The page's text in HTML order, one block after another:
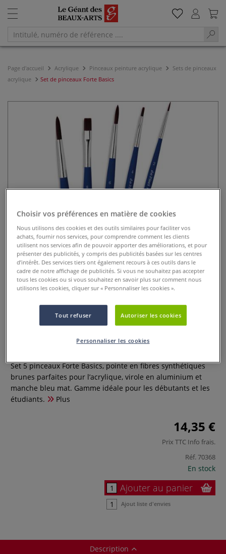
Page d'accueil Acrylique Pinceaux peinture acrylique
Sets de pinceaux
acrylique
Set de pinceaux Forte Basics
Set de pinceaux Forte Basics
0 Commentaires
Set 5 pinceaux Forte Basics, pointe en fibres synthétiques
brunes parfaites pour l’acrylique, virole en aluminium et
manche bleu mat. Gamme idéale pour les débutants et les
étudiants.
Plus
14,35 €
Prix TTC Info frais.
Réf.70368
En stock
Ajouter au panier
Ajout liste d'envies
Description
Choisir vos préférences en matière de cookies
Nous utilisons des cookies et des outils similaires pour faciliter vos
achats, fournir nos services, pour comprendre comment les clients
utilisent nos services afin de pouvoir apporter des améliorations, et pour
présenter des publicités, y compris des publicités basées sur les centres
d’intérêt. Des services tiers ont également recours à ces outils dans le
cadre de notre affichage de publicités. Si vous ne souhaitez pas accepter
tous les cookies ou si vous souhaitez en savoir plus sur comment nous
utilisons les cookies, cliquer sur « Personnaliser les cookies ».
Tout refuser Autoriser les cookies
Personnaliser les cookies